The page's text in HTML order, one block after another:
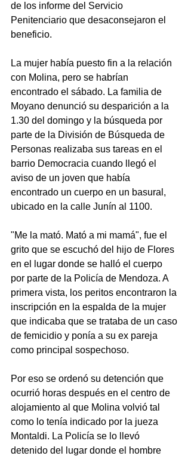
de los informe del Servicio
Penitenciario que desaconsejaron el
beneficio.
La mujer había puesto fin a la relación
con Molina, pero se habrían
encontrado el sábado. La familia de
Moyano denunció su desparición a la
1.30 del domingo y la búsqueda por
parte de la División de Búsqueda de
Personas realizaba sus tareas en el
barrio Democracia cuando llegó el
aviso de un joven que había
encontrado un cuerpo en un basural,
ubicado en la calle Junín al 1100.
"Me la mató. Mató a mi mamá", fue el
grito que se escuchó del hijo de Flores
en el lugar donde se halló el cuerpo
por parte de la Policía de Mendoza. A
primera vista, los peritos encontraron la
inscripción en la espalda de la mujer
que indicaba que se trataba de un caso
de femicidio y ponía a su ex pareja
como principal sospechoso.
Por eso se ordenó su detención que
ocurrió horas después en el centro de
alojamiento al que Molina volvió tal
como lo tenía indicado por la jueza
Montaldi. La Policía se lo llevó
detenido del lugar donde el hombre